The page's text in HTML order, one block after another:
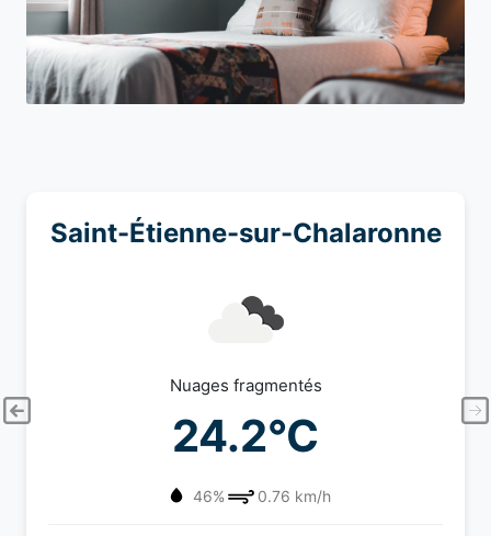
Saint-Étienne-sur-Chalaronne
Nuages fragmentés
24.2°C
46% 0.76 km/h